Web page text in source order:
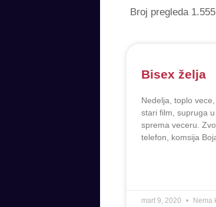
Broj pregleda 1.555
Bisex želja
Nedelja, toplo
stari film, supruga
sprema veceru.
telefon, komsija
mart 9, 2020 Nema